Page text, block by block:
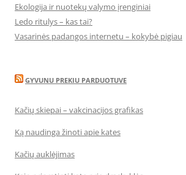
Ekologija ir nuotekų valymo įrenginiai
Ledo ritulys – kas tai?
Vasarinės padangos internetu – kokybė pigiau
GYVUNU PREKIU PARDUOTUVE
Kačių skiepai – vakcinacijos grafikas
Ką naudinga žinoti apie kates
Kačių auklėjimas